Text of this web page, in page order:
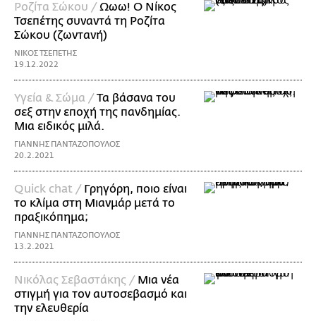
Ροζίτα Σώκου /Ωωω! Ο Νίκος
Τσεπέτης συναντά τη Ροζίτα
Σώκου (ζωντανή)
ΝΙΚΟΣ ΤΣΕΠΕΤΗΣ
19.12.2022
Υγεία & Σώμα /Τα βάσανα του
σεξ στην εποχή της πανδημίας.
Μια ειδικός μιλά.
ΓΙΑΝΝΗΣ ΠΑΝΤΑΖΟΠΟΥΛΟΣ
20.2.2021
Quick chat / Γρηγόρη, ποιο είναι
το κλίμα στη Μιανμάρ μετά το
πραξικόπημα;
ΓΙΑΝΝΗΣ ΠΑΝΤΑΖΟΠΟΥΛΟΣ
13.2.2021
Νικόλας Σεβαστάκης / Μια νέα
στιγμή για τον αυτοσεβασμό και
την ελευθερία